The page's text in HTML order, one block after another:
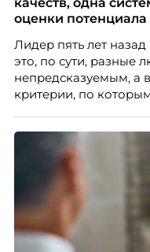
Марианна Симонян —
МИФИ, автор книги
оценки потенциала
Лидер пять лет
это, по сути, разные
непредсказуемым, а
критерии, по которым
«свадебного
системы оценки
людей и как
того, как он
Тимур Соколов,
стратегическому
культуры лидерства